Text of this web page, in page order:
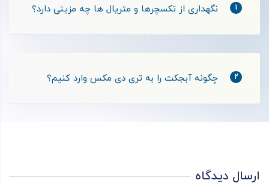
1 نگهداری از تکسچر‌ها و متریال‌ ها چه مزیتی دارد؟
2 چگونه آبجکت را به تری‌ دی مکس وارد کنیم؟
ارسال دیدگاه